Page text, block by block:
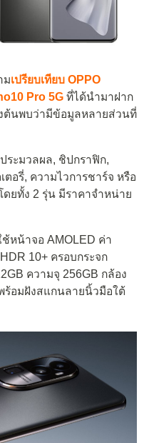
มเปรียบเทียบ OPPO
Pro 5G ที่ได้นำมาฝาก
ต้นพบว่ามีข้อมูลหลายส่วนที่
ระมวลผล, ชิปกราฟิก,
อรี่, ความไวการชาร์จ หรือ
ยทั้ง 2 รุ่น มีราคาจำหน่าย
หน้าจอ AMOLED ค่า
10+ ครอบกระจก
ความจุ 256GB กล้อง
ร้อมฝังสแกนลายนิ้วมือใต้